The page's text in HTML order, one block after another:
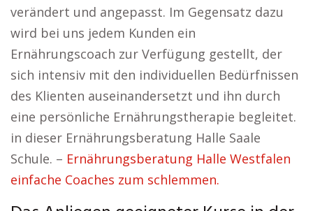
verändert und angepasst. Im Gegensatz dazu
wird bei uns jedem Kunden ein
Ernährungscoach zur Verfügung gestellt, der
sich intensiv mit den individuellen Bedürfnissen
des Klienten auseinandersetzt und ihn durch
eine persönliche Ernährungstherapie begleitet.
in dieser Ernährungsberatung Halle Saale
Schule. – Ernährungsberatung Halle Westfalen
einfache Coaches zum schlemmen.